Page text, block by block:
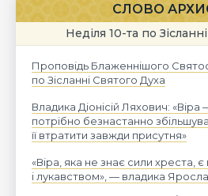
СЛОВО
Неділя 10-та по
Проповідь Блаженнішого
по Зісланні Святого Духа
Владика Діонісій Ляхович:
потрібно безнастанно
її втратити завжди присутня»
«Віра, яка не знає сили хреста,
і лукавством», — владика